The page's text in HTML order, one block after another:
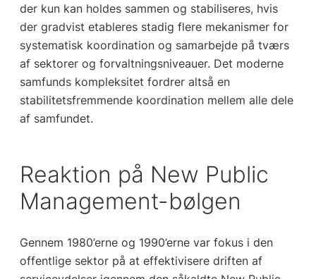
der kun kan holdes sammen og stabiliseres, hvis
der gradvist etableres stadig flere mekanismer for
systematisk koordination og samarbejde på tværs
af sektorer og forvaltningsniveauer. Det moderne
samfunds kompleksitet fordrer altså en
stabilitetsfremmende koordination mellem alle dele
af samfundet.
Reaktion på New Public
Management-bølgen
Gennem 1980’erne og 1990’erne var fokus i den
offentlige sektor på at effektivisere driften af